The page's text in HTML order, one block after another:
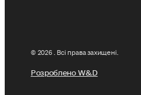
© 2026 . Всі права захищені.
Розроблено W&D